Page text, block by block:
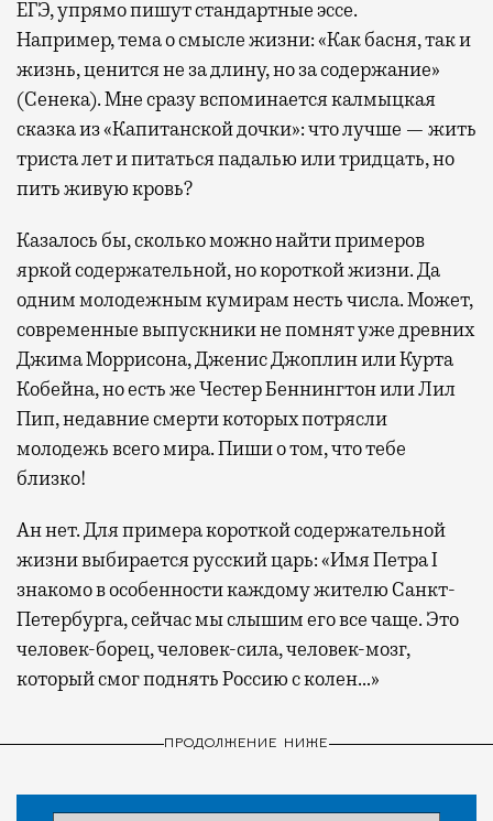
ЕГЭ, упрямо пишут стандартные эссе.
Например, тема о смысле жизни: «Как басня, так и
жизнь, ценится не за длину, но за содержание»
(Сенека). Мне сразу вспоминается калмыцкая
сказка из «Капитанской дочки»: что лучше — жить
триста лет и питаться падалью или тридцать, но
пить живую кровь?
Казалось бы, сколько можно найти примеров
яркой содержательной, но короткой жизни. Да
одним молодежным кумирам несть числа. Может,
современные выпускники не помнят уже древних
Джима Моррисона, Дженис Джоплин или Курта
Кобейна, но есть же Честер Беннингтон или Лил
Пип, недавние смерти которых потрясли
молодежь всего мира. Пиши о том, что тебе
близко!
Ан нет. Для примера короткой содержательной
жизни выбирается русский царь: «Имя Петра I
знакомо в особенности каждому жителю Санкт-
Петербурга, сейчас мы слышим его все чаще. Это
человек-борец, человек-сила, человек-мозг,
который смог поднять Россию с колен…»
ПРОДОЛЖЕНИЕ НИЖЕ